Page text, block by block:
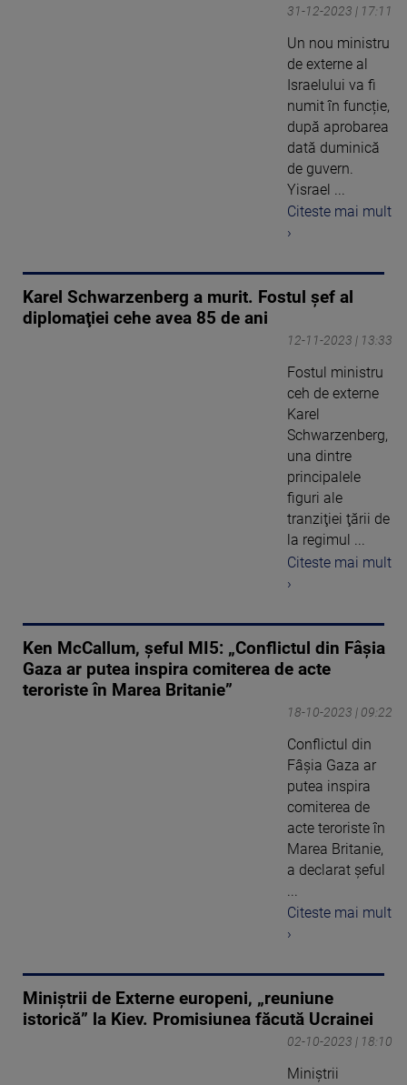
31-12-2023 | 17:11
Un nou ministru
de externe al
Israelului va fi
numit în funcție,
după aprobarea
dată duminică
de guvern.
Yisrael ...
Citeste mai mult
›
Karel Schwarzenberg a murit. Fostul şef al
diplomaţiei cehe avea 85 de ani
12-11-2023 | 13:33
Fostul ministru
ceh de externe
Karel
Schwarzenberg,
una dintre
principalele
figuri ale
tranziţiei ţării de
la regimul ...
Citeste mai mult
›
Ken McCallum, șeful MI5: „Conflictul din Fâşia
Gaza ar putea inspira comiterea de acte
teroriste în Marea Britanie”
18-10-2023 | 09:22
Conflictul din
Fâşia Gaza ar
putea inspira
comiterea de
acte teroriste în
Marea Britanie,
a declarat şeful
Citeste mai mult
›
Miniștrii de Externe europeni, „reuniune
istorică” la Kiev. Promisiunea făcută Ucrainei
02-10-2023 | 18:10
Miniştrii